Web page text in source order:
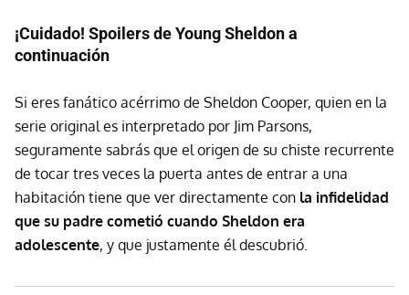
¡Cuidado! Spoilers de Young Sheldon a
continuación
Si eres fanático acérrimo de Sheldon Cooper, quien en la
serie original es interpretado por Jim Parsons,
seguramente sabrás que el origen de su chiste recurrente
de tocar tres veces la puerta antes de entrar a una
habitación tiene que ver directamente con la infidelidad
que su padre cometió cuando Sheldon era
adolescente, y que justamente él descubrió.